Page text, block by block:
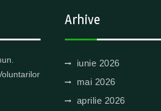
Arhive
iunie 2026
mai 2026
aprilie 2026